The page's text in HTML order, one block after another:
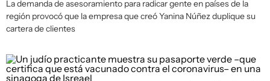
La demanda de asesoramiento para radicar gente en países de la
región provocó que la empresa que creó Yanina Núñez duplique su
cartera de clientes